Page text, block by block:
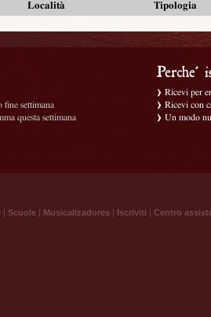
Località Tipologia
fine settimana
questa settimana
Ricevi per
Ricevi con
Un modo
| Scuole | Musicalizadores | Iscriviti | Centro